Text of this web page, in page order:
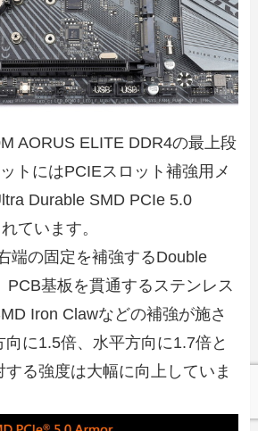
AORUS ELITE DDR4の最上段
トにはPCIEスロット補強用メ
Durable SMD PCIe 5.0
ています。
端の固定を補強するDouble
PCB基板を貫通するステンレス
Iron Clawなどの補強が施さ
に1.5倍、水平方向に1.7倍と
る強度は大幅に向上していま